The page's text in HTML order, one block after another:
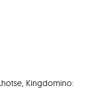
Kingdomino: